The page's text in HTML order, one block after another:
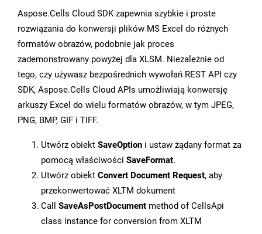
Aspose.Cells Cloud SDK zapewnia szybkie i proste
rozwiązania do konwersji plików MS Excel do różnych
formatów obrazów, podobnie jak proces
zademonstrowany powyżej dla XLSM. Niezależnie od
tego, czy używasz bezpośrednich wywołań REST API czy
SDK, Aspose.Cells Cloud APIs umożliwiają konwersję
arkuszy Excel do wielu formatów obrazów, w tym JPEG,
PNG, BMP, GIF i TIFF.
Utwórz obiekt SaveOption i ustaw żądany format za
pomocą właściwości SaveFormat.
Utwórz obiekt Convert Document Request, aby
przekonwertować XLTM dokument
Call SaveAsPostDocument method of CellsApi
class instance for conversion from XLTM